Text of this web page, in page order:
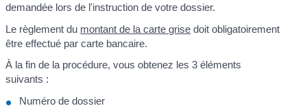
demandée lors de l'instruction de votre dossier.
Le règlement du montant de la carte grise doit obligatoirement
être effectué par carte bancaire.
À la fin de la procédure, vous obtenez les 3 éléments
suivants :
Numéro de dossier